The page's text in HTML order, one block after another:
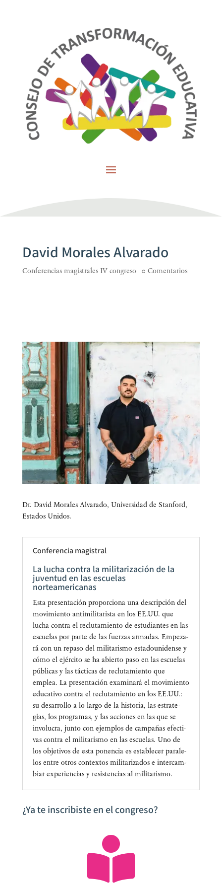
David Morales Alvarado
Conferencias magistrales IV congreso| 0 Comentarios
Dr. David Mora­les Alva­ra­do, Uni­ver­si­dad de Stan­ford,
Esta­dos Unidos.
Conferencia magistral
La lucha contra la militarización de la
juventud en las escuelas
norteamericanas
Esta pre­sen­ta­ción pro­por­cio­na una des­crip­ción del
movi­mien­to anti­mi­li­ta­ris­ta en los EE.UU. que
lucha con­tra el reclu­ta­mien­to de estu­dian­tes en las
escue­las por par­te de las fuer­zas arma­das. Empe­za­
rá con un repa­so del mili­ta­ris­mo esta­dou­ni­den­se y
cómo el ejér­ci­to se ha abier­to paso en las escue­las
públi­cas y las tác­ti­cas de reclu­ta­mien­to que
emplea. La pre­sen­ta­ción exa­mi­na­rá el movi­mien­to
edu­ca­ti­vo con­tra el reclu­ta­mien­to en los EE.UU.:
su desa­rro­llo a lo lar­go de la his­to­ria, las estra­te­
gias, los pro­gra­mas, y las accio­nes en las que se
invo­lu­cra, jun­to con ejem­plos de cam­pa­ñas efec­ti­
vas con­tra el mili­ta­ris­mo en las escue­las. Uno de
los obje­ti­vos de esta ponen­cia es esta­ble­cer para­le­
los entre otros con­tex­tos mili­ta­ri­za­dos e inter­cam­
biar expe­rien­cias y resis­ten­cias al militarismo.
¿Ya te inscribiste en el congreso?
